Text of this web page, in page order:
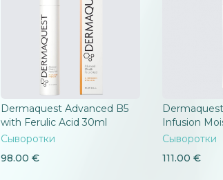
Dermaquest Advanced B5
with Ferulic Acid 30ml
Сыворотки
98.00 €
Infusion
Сыворотки
111.00 €